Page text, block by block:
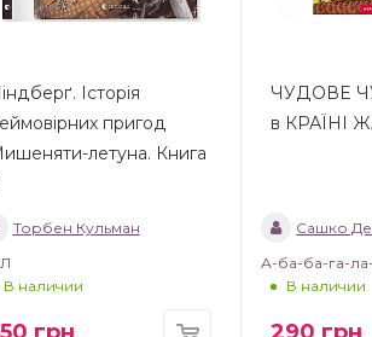
Історія
пригод
летуна. Книга
Торбен Кульман
В наличии
ЧУДОВЕ
в КРАЇНІ
Сашко
А-ба-ба-га-
В наличии